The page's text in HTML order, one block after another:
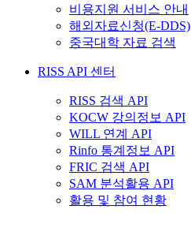
비용지원 서비스 안내
해외자료신청(E-DDS)
중국대학 자료 검색
RISS API 센터
RISS 검색 API
KOCW 강의정보 API
WILL 연계 API
Rinfo 통계정보 API
FRIC 검색 API
SAM 분석활용 API
활용 및 참여 현황